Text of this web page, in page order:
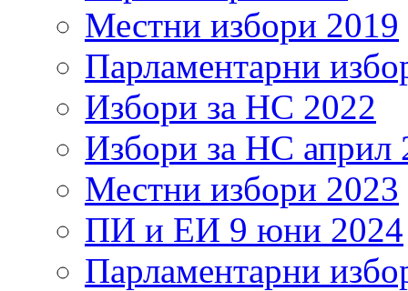
Местни избори 2019
Парламентарни
Избори за НС 2022
Избори за НС април
Местни избори 2023
ПИ и ЕИ 9 юни 2024
Парламентарни